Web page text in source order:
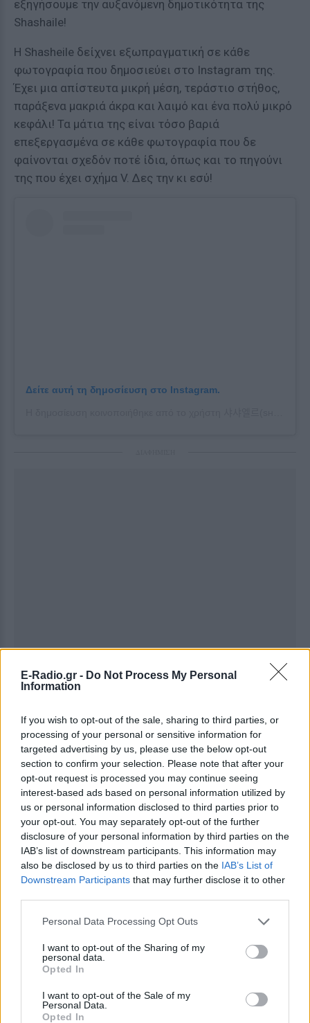
E-Radio.gr - Do Not Process My Personal
Information
If you wish to opt-out of the sale, sharing to third parties, or
processing of your personal or sensitive information for
targeted advertising by us, please use the below opt-out
section to confirm your selection. Please note that after your
opt-out request is processed you may continue seeing
interest-based ads based on personal information utilized by
us or personal information disclosed to third parties prior to
your opt-out. You may separately opt-out of the further
disclosure of your personal information by third parties on the
IAB’s list of downstream participants. This information may
also be disclosed by us to third parties on the IAB’s List of
Downstream Participants that may further disclose it to other
Personal Data Processing Opt Outs
I want to opt-out of the Sharing of my
personal data.
Opted In
I want to opt-out of the Sale of my
Personal Data.
Opted In
εξηγήσουμε την αυξανόμενη δημοτικότητα της
Shashaile!
Η Shasheile δείχνει εξωπραγματική σε κάθε
φωτογραφία που δημοσιεύει στο Instagram της.
Έχει μια απίστευτα μικρή μέση, τεράστιο στήθος,
παράξενα μακριά άκρα και λαιμό και ένα πολύ μικρό
κεφάλι! Τα μάτια της είναι τόσο βαριά
επεξεργασμένα σε κάθε φωτογραφία που δε
φαίνονται σχεδόν ποτέ ίδια, όπως και το πηγούνι
της που έχει σχήμα V. Δες την κι εσύ!
Δείτε αυτή τη δημοσίευση στο Instagram.
Ακολουθήστε το E-Radio.gr στοGoogle News
και μάθετε πρώτοιτα πιο hot νέα.
Εσύ μπήκες στο E-Daily.gr; Τα νέα της ημέρας
και ότι σου κάνει κλικ!
Ακολουθήστε το E-Radio.gr και στο Instagram